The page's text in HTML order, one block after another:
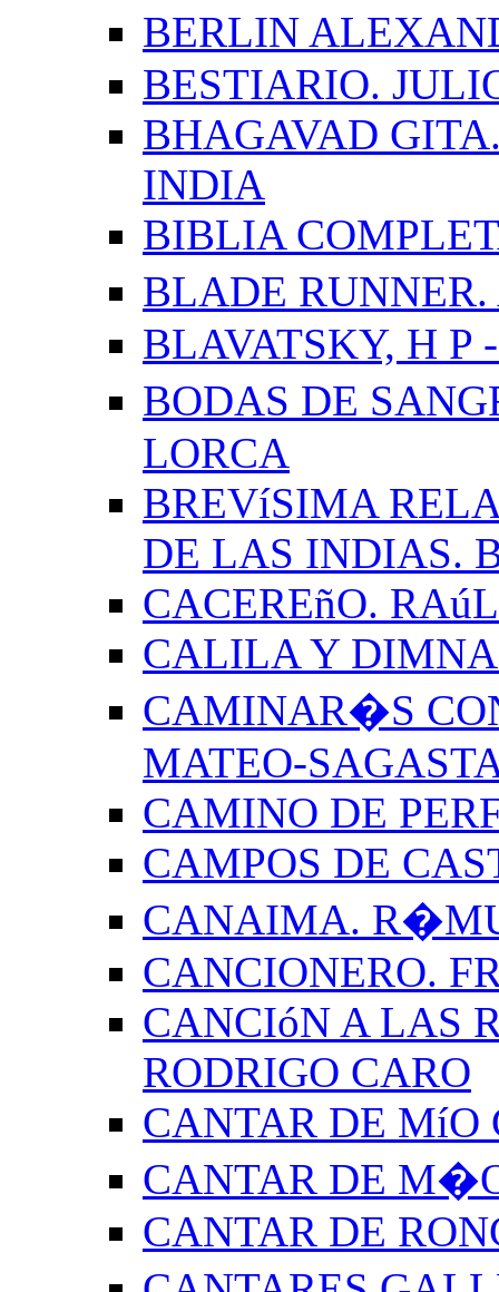
BERLIN
BESTIARIO.
BHAGAVAD
INDIA
BIBLIA
BLADE
BLAVATSKY, H P
BODAS DE
LORCA
BREVíSIMA
DE LAS INDIAS.
CACEREñO.
CALILA Y
CAMINAR�S
MATEO-
CAMINO DE
CAMPOS DE
CANAIMA.
CANCIONERO.
CANCIóN A LAS
RODRIGO CARO
CANTAR DE MíO
CANTAR DE
CANTAR DE